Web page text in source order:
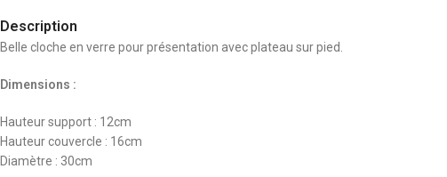
Description
Belle cloche en verre pour présentation avec plateau sur pied.
Dimensions :
Hauteur support : 12cm
Hauteur couvercle : 16cm
Diamètre : 30cm